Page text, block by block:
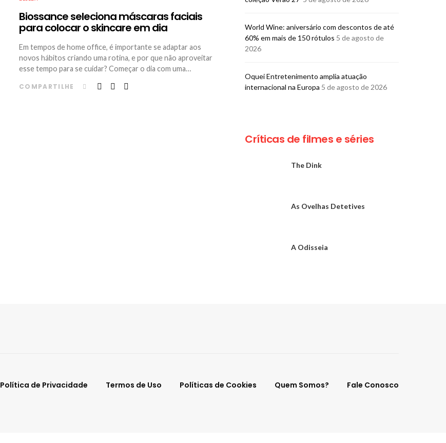
Biossance seleciona máscaras faciais
para colocar o skincare em dia
Em tempos de home office, é importante se adaptar aos
novos hábitos criando uma rotina, e por que não aproveitar
esse tempo para se cuidar? Começar o dia com uma…
COMPARTILHE
World Wine: aniversário com descontos de até
60% em mais de 150 rótulos 5 de agosto de
2026
Oquei Entretenimento amplia atuação
internacional na Europa 5 de agosto de 2026
Críticas de filmes e séries
The Dink
As Ovelhas Detetives
A Odisseia
Política de Privacidade Termos de Uso Políticas de Cookies Quem Somos? Fale Conosco